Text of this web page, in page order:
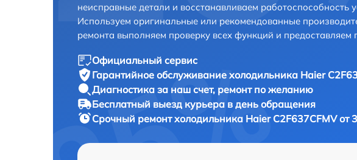
неисправные детали и восстанавливаем работоспособность
Используем оригинальные или рекомендованные
ремонта выполняем проверку всех функций и предоставляем
Официальный сервис
Гарантийное обслуживание холодильника Haier
Диагностика за наш счет, ремонт по желанию
Бесплатный выезд курьера в день обращения
Срочный ремонтхолодильника Haier C2F637CFMV от